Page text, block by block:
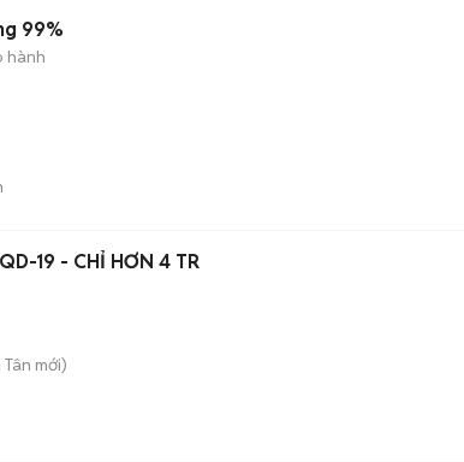
99%
hành
19 - CHỈ HƠN 4 TR
Tân mới)